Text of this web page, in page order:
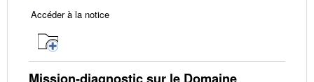
Accéder à la notice